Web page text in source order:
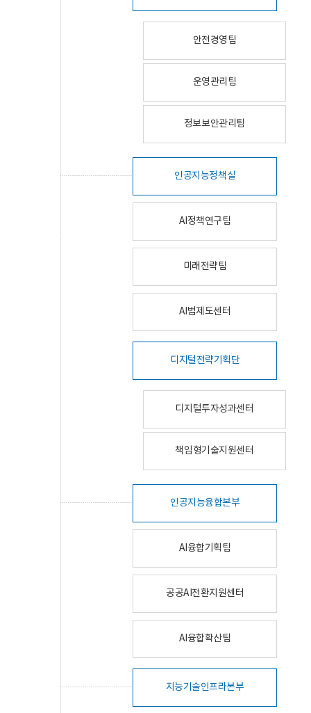
안전경영팀
운영관리팀
정보보안관리팀
인공지능정책실
AI정책연구팀
미래전략팀
AI법제도센터
디지털전략기획단
디지털투자성과센터
책임형기술지원센터
인공지능융합본부
AI융합기획팀
공공AI전환지원센터
AI융합확산팀
지능기술인프라본부